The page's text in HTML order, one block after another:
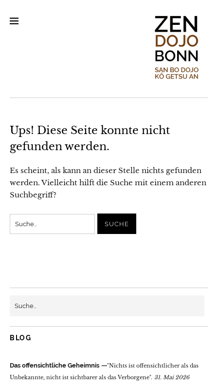
Ups! Diese Seite konnte nicht
gefunden werden.
Es scheint, als kann an dieser Stelle nichts gefunden
werden. Vielleicht hilft die Suche mit einem anderen
Suchbegriff?
BLOG
Das offensichtliche Geheimnis
"Nichts ist offensichtlicher als das
Unbekannte, nicht ist sichtbarer als das Verborgene". 31. Mai 2026